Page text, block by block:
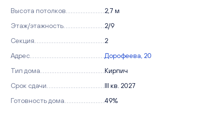
Высота потолков
2,7 м
Этаж/этажность
2/9
Секция
2
Адрес
Дорофеева, 20
Тип дома
Кирпич
Срок сдачи
III кв. 2027
Готовность дома
49%